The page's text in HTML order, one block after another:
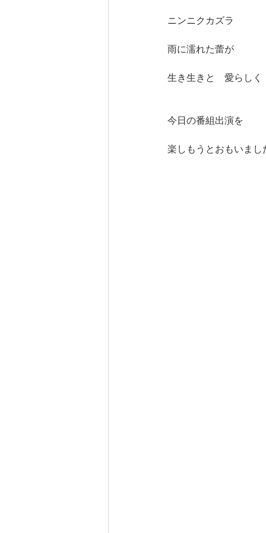
ニンニクカズラ
雨に濡れた蕾が
生き生きと　愛らしく
今日の番組出演を
楽しもうとおもいまし